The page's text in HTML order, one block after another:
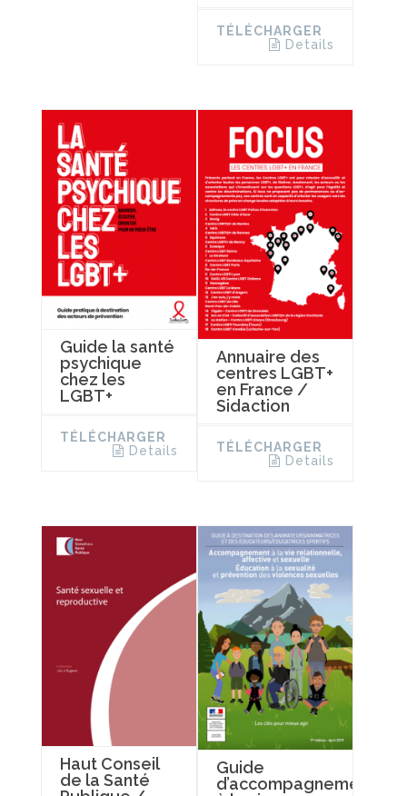
TÉLÉCHARGER
Details
Guide la santé
psychique
chez les
LGBT+
TÉLÉCHARGER
Details
Annuaire des
centres LGBT+
en France /
Sidaction
TÉLÉCHARGER
Details
Haut Conseil
de la Santé
Guide
d’accompagnement